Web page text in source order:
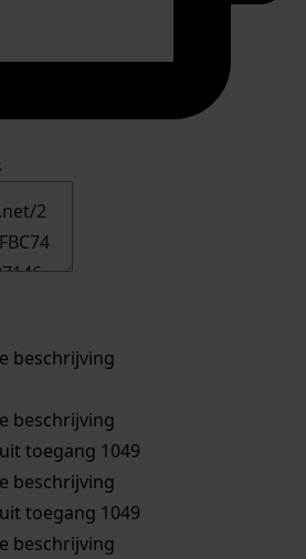
beschrijving
beschrijving
toegang 1049
beschrijving
toegang 1049
beschrijving